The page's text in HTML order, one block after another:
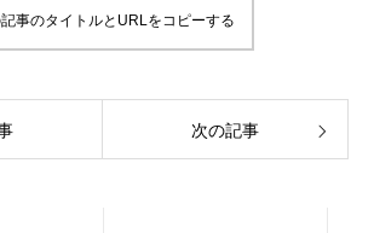
事のタイトルとURLをコピーする
次の記事